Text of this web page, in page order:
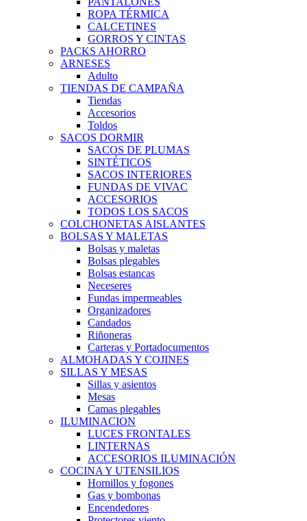
ROPA TÉRMICA
CALCETINES
GORROS Y CINTAS
PACKS AHORRO
ARNESES
Adulto
TIENDAS DE CAMPAÑA
Tiendas
Accesorios
Toldos
SACOS DORMIR
SACOS DE PLUMAS
SINTÉTICOS
SACOS INTERIORES
FUNDAS DE VIVAC
ACCESORIOS
TODOS LOS SACOS
COLCHONETAS AISLANTES
BOLSAS Y MALETAS
Bolsas y maletas
Bolsas plegables
Bolsas estancas
Neceseres
Fundas impermeables
Organizadores
Candados
Riñoneras
Carteras y Portadocumentos
ALMOHADAS Y COJINES
SILLAS Y MESAS
Sillas y asientos
Mesas
Camas plegables
ILUMINACION
LUCES FRONTALES
LINTERNAS
ACCESORIOS ILUMINACIÓN
COCINA Y UTENSILIOS
Hornillos y fogones
Gas y bombonas
Encendedores